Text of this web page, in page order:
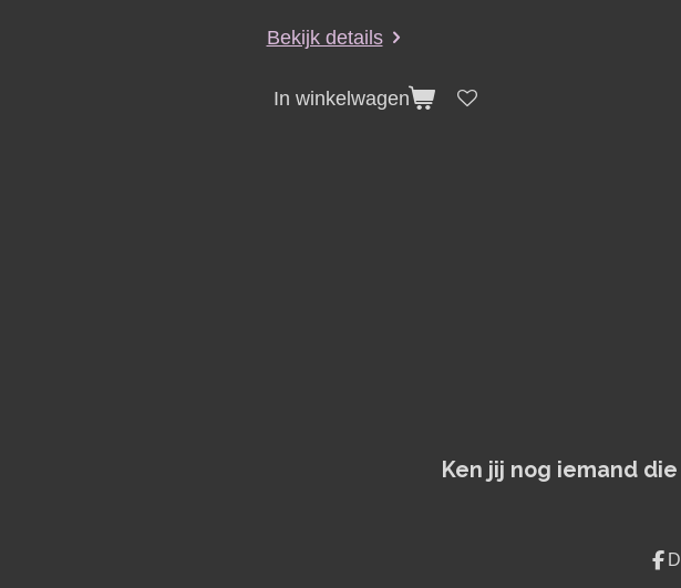
Bekijk details
In winkelwagen
Ken jij nog iemand